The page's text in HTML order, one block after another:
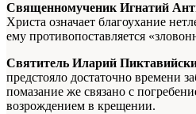
Священномученик Игнатий
Христа означает благоухание
ему противопоставляется
Святитель Иларий
предстояло достаточно времени
помазание же связано с
возрождением в крещении.